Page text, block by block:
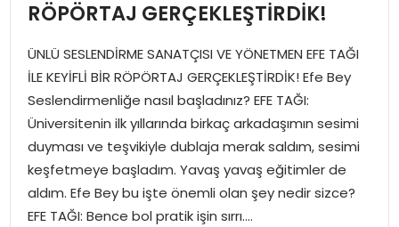
SPOR
MAGAZIN
SPOR
EĞITIM
OTOMOBIL
RÖPÖRTAJ GERÇEKLEŞTİRDİK!
ÜNLÜ SESLENDİRME SANATÇISI VE YÖNETMEN EFE TAĞI
İLE KEYİFLİ BİR RÖPÖRTAJ GERÇEKLEŞTİRDİK! Efe Bey
Seslendirmenliğe nasıl başladınız? EFE TAĞI:
Üniversitenin ilk yıllarında birkaç arkadaşımın sesimi
duyması ve teşvikiyle dublaja merak saldım, sesimi
keşfetmeye başladım. Yavaş yavaş eğitimler de
aldım. Efe Bey bu işte önemli olan şey nedir sizce?
EFE TAĞI: Bence bol pratik işin sırrı….